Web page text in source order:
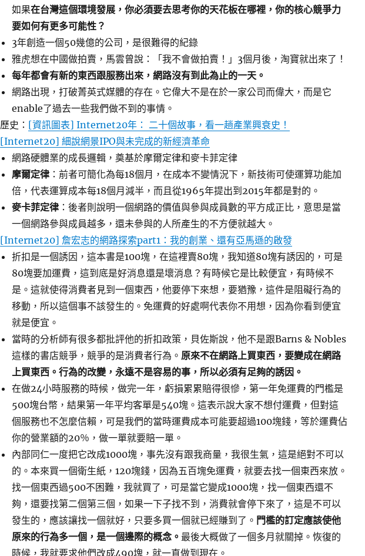
如果在台灣這個環境發展，你必須要去思考你的天花板在哪裡，你的核心競爭力
要如何有更多可能性？
3年創造一個50幾億的公司，是很難得的紀錄
雅虎想在中國做拍賣，馬雲曾說：「我不會做拍賣！」3個月後，淘寶就出來了！
每年都會有新的東西跟服務出來，網路沒有到此為止的一天。
網路出現，打破菁英式媒體的存在。它偉大不是在於一家公司而偉大，而是它
enable了過去一些我們做不到的事情。
歷史： [資訊圖表] Internet20年： 二十個故事，看一趟產業興衰史！
[Internet20] 細說網景IPO與未完成的新經濟革命
網路硬體業的成長邏輯，奠基於摩爾定律和麥卡菲定律
摩爾定律：前者可簡化為每18個月，在成本不變情況下，新技術可使運算功能加
倍，代表運算成本每18個月減半，而且從1965年提出到2015年都是對的。
麥卡菲定律：後者則說明一個網路的價值與參與成員數的平方成正比，意思是當
一個網路參與成員越多，還未參與的人所產生的不方便就越大。
[Internet20] 詹宏志的網路探索part1：我的創業、還有亞馬遜的啟發
折扣是一個誘因，這本書是100塊，在這裡賣80塊，我知道80塊有誘因的，可是
80塊要加運費，這到底是好消息還是壞消息？有時候它是比較便宜，有時候不
是。這就使得消費者見到一個東西，他要停下來想，要猶豫，這件是阻礙行為的
移動，所以這個事不該發生的。免運費的好處啊代表你不用想，因為你看到便宜
就是便宜。
當時的分析師有很多都批評他的折扣政策，貝佐斯說，他不是跟Barns & Nobles
這樣的書店競爭，競爭的是消費者行為。 原來不在網路上買東西，要變成在網路
上買東西。行為的改變，永遠不是容易的事，所以必須有足夠的誘因。
在做24小時服務的時候，做完一年，虧損累累賠得很慘，第一年免運費的門檻是
500塊台幣，結果第一年平均客單是540塊。這表示說大家不想付運費，但對這
個服務也不怎麼信賴，可是我們的當時運費成本可能要超過100塊錢，等於運費佔
你的營業額的20％，做一單就要賠一單。
內部同仁一度把它改成1000塊，事先沒有跟我商量，我很生氣，這是絕對不可以
的。本來買一個衛生紙，120塊錢，因為五百塊免運費，就要去找一個東西來放。
找一個東西過500不困難，我就買了，可是當它變成1000塊，找一個東西還不
夠，還要找第二個第三個，如果一下子找不到，消費就會停下來了，這是不可以
發生的，應該讓找一個就好，只要多買一個就已經賺到了。 門檻的訂定應該使他
原來的行為多一個，是一個邊際的概念。 最後大概做了一個多月就關掉。恢復的
時候，我就要求他們改成490塊，就一直做到現在。